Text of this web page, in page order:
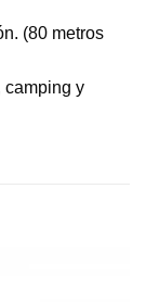
(80 metros
camping y